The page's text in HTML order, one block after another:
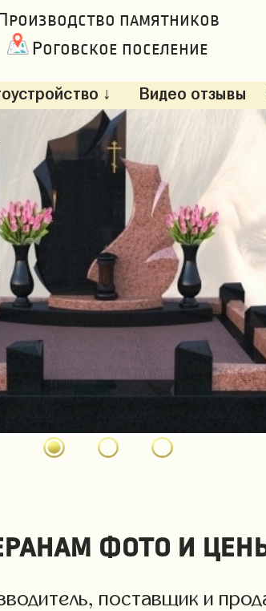
памятников
Роговское поселение
↓ Видео отзывы
фото и
поставщик и